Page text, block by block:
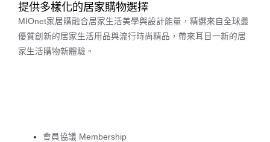
提供多樣化的居家購物選擇
MIOnet家居購融合居家生活美學與設計能量，精選來自全球最
優質創新的居家生活用品與流行時尚精品，帶來耳目一新的居
家生活購物新體驗。
會員協議 Membership